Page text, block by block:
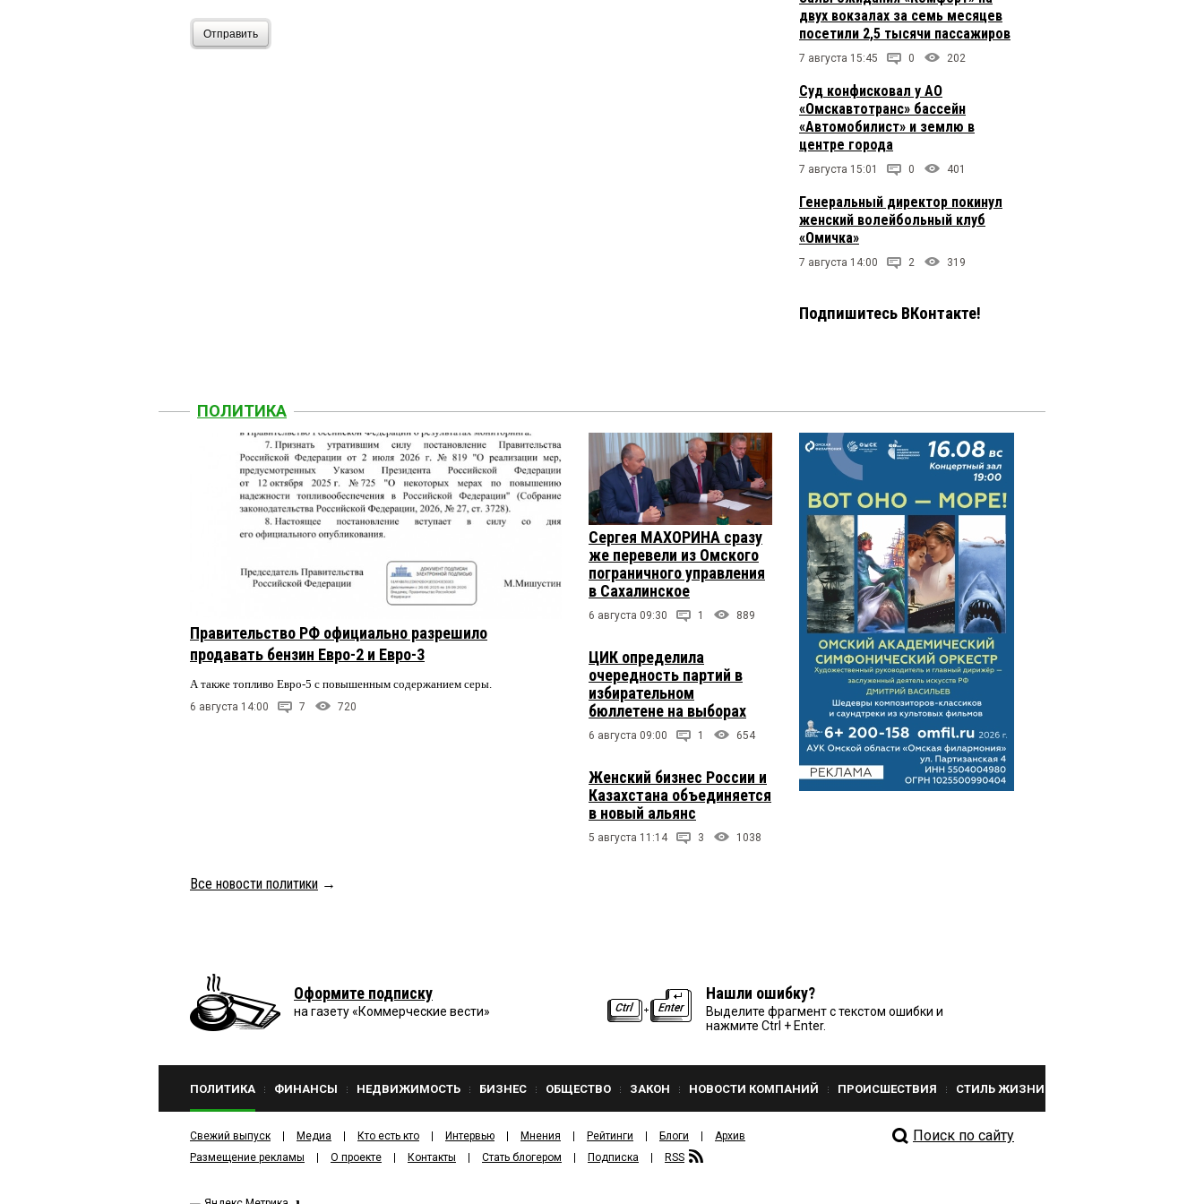
Отправить
двух вокзалах за семь месяцев
посетили 2,5 тысячи пассажиров
7 августа 15:45 0 202
Суд конфисковал у АО
«Омскавтотранс» бассейн
«Автомобилист» и землю в
центре города
7 августа 15:01 0 401
Генеральный директор покинул
женский волейбольный клуб
«Омичка»
7 августа 14:00 2 319
Подпишитесь ВКонтакте!
ПОЛИТИКА
Правительство РФ официально разрешило
продавать бензин Евро-2 и Евро-3
А также топливо Евро-5 с повышенным содержанием серы.
6 августа 14:00 7 720
Сергея МАХОРИНА сразу
же перевели из Омского
пограничного управления
в Сахалинское
6 августа 09:30 1 889
ЦИК определила
очередность партий в
избирательном
бюллетене на выборах
6 августа 09:00 1 654
Женский бизнес России и
Казахстана объединяется
в новый альянс
5 августа 11:14 3 1038
Все новости политики →
Оформите подписку
на газету «Коммерческие вести»
Нашли ошибку?
Выделите фрагмент с текстом ошибки и
нажмите Ctrl + Enter.
ПОЛИТИКА ФИНАНСЫ НЕДВИЖИМОСТЬ БИЗНЕС ОБЩЕСТВО ЗАКОН НОВОСТИ КОМПАНИЙ ПРОИСШЕСТВИЯ СТИЛЬ ЖИЗНИ
Свежий выпуск Медиа Кто есть кто Интервью Мнения Рейтинги Блоги
Архив
Размещение рекламы
О проекте Контакты Стать блогером Подписка RSS
Поиск по сайту